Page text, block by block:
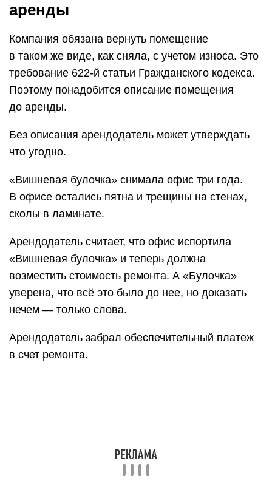
аренды
Компания обязана вернуть помещение
в таком же виде, как сняла, с учетом износа. Это
требование 622-й статьи Гражданского кодекса.
Поэтому понадобится описание помещения
до аренды.
Без описания арендодатель может утверждать
что угодно.
«Вишневая булочка» снимала офис три года.
В офисе остались пятна и трещины на стенах,
сколы в ламинате.
Арендодатель считает, что офис испортила
«Вишневая булочка» и теперь должна
возместить стоимость ремонта. А «Булочка»
уверена, что всё это было до нее, но доказать
нечем — только слова.
Арендодатель забрал обеспечительный платеж
в счет ремонта.